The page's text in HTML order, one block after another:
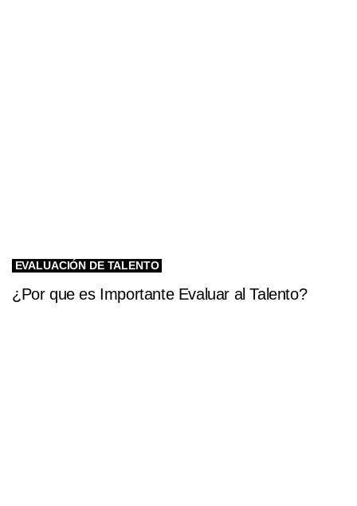
EVALUACIÓN DE TALENTO
¿Por que es Importante Evaluar al Talento?